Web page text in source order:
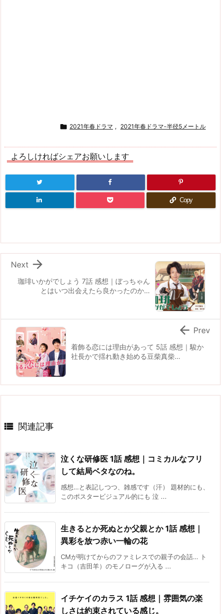
 2021年春ドラマ , 2021年春ドラマ-半径5メートル
よろしければシェアお願いします
Copy
珈琲いかがでしょう 7話 感想｜ぼっちゃん
とはいつ出会えたら良かったのか…

Next
着飾る恋には理由があって 5話 感想｜駿か
社長かで揺れ動き始める豆柴真柴…
 Prev
 関連記事
泣くな研修医 1話 感想｜コミカルなフリ
して結局ベタなのね。
感想…と表記しつつ、雑感です（汗） 題材的にも、
このポスタービジュアル的にも 泣 ...
生きるとか死ぬとか父親とか 1話 感想｜
異彩を放つ赤い一輪の花
CMが明けてからのファミレスでの親子の会話… ト
キコ（吉田羊）のモノローグが入る ...
イチケイのカラス 1話 感想｜雰囲気の楽
しさは約束されている感じ。